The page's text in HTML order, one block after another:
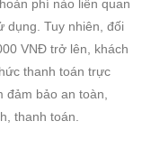
phí nào liên quan
dụng. Tuy nhiên, đối
VNĐ trở lên, khách
thanh toán trực
bảo an toàn,
thanh toán.